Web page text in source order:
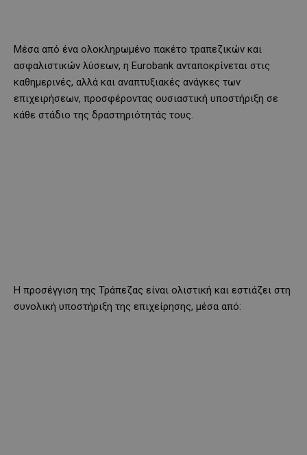
Μέσα από ένα ολοκληρωμένο πακέτο τραπεζικών και
ασφαλιστικών λύσεων, η Eurobank ανταποκρίνεται στις
καθημερινές, αλλά και αναπτυξιακές ανάγκες των
επιχειρήσεων, προσφέροντας ουσιαστική υποστήριξη σε
κάθε στάδιο της δραστηριότητάς τους.
Η προσέγγιση της Τράπεζας είναι ολιστική και εστιάζει στη
συνολική υποστήριξη της επιχείρησης, μέσα από: